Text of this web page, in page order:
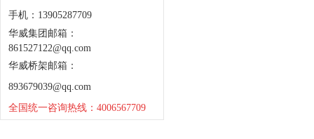
手机：13905287709
华威集团邮箱：
861527122@qq.com
华威桥架邮箱：
893679039@qq.com
全国统一咨询热线：4006567709